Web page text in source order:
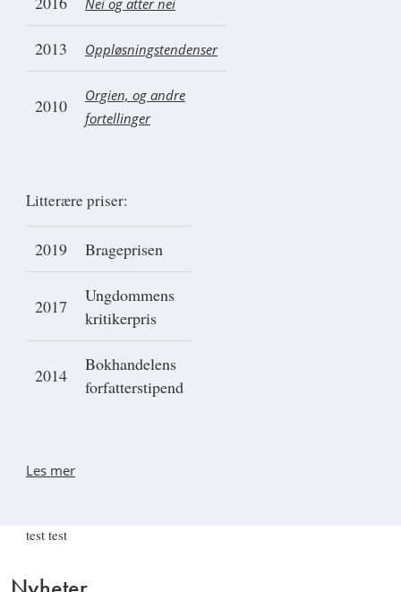
Nei og atter nei
2013 Oppløsningstendenser
2010
Orgien, og andre
fortellinger
Litterære priser:
2019 Brageprisen
2017
Ungdommens
kritikerpris
2014
Bokhandelens
forfatterstipend
Les mer
test test